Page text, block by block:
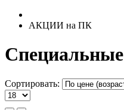
АКЦИИ на ПК
Сортировать: